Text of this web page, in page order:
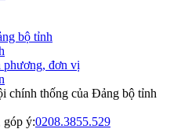
bộ tỉnh
đơn vị
chính thống của Đảng bộ tỉnh
góp ý:0208.3855.529